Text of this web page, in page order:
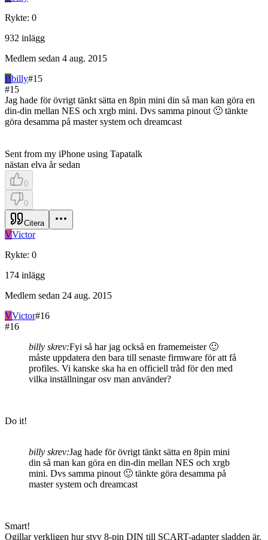
Rykte: 0
932 inlägg
Medlem sedan 4 aug. 2015
Bbilly#15
#15
Jag hade för övrigt tänkt sätta en 8pin mini din så man kan göra en
din-din mellan NES och xrgb mini. Dvs samma pinout 🙂 tänkte
göra desamma på master system och dreamcast
Sent from my iPhone using Tapatalk
nästan elva år sedan
0
0
Citera
VVictor
Rykte: 0
174 inlägg
Medlem sedan 24 aug. 2015
VVictor#16
#16
billy skrev:Fyi så har jag också en framemeister 🙂
måste uppdatera den bara till senaste firmware för att få
profiles. Vi kanske ska ha en officiell tråd för den med
vilka inställningar osv man använder?
Do it!
billy skrev:Jag hade för övrigt tänkt sätta en 8pin mini
din så man kan göra en din-din mellan NES och xrgb
mini. Dvs samma pinout 🙂 tänkte göra desamma på
master system och dreamcast
Smart!
Ogillar verkligen hur styv 8-pin DIN till SCART-adapter sladden är.